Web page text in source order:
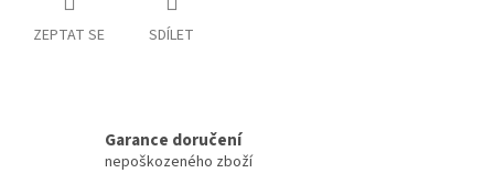
ZEPTAT SE SDÍLET
Garance doručení
nepoškozeného zboží